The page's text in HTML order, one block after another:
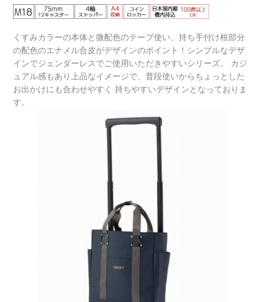
くすみカラーの本体と微配色のテープ使い、持ち手付け根部分
の配色のエナメル合皮がデザインのポイント！シンプルなデザ
インでジェンダーレスでご使用いただきやすいシリーズ。 カジ
ュアル感もあり上品なイメージで、普段使いからちょっとした
お出かけにも合わせやすく 持ちやすいデザインとなっておりま
す。